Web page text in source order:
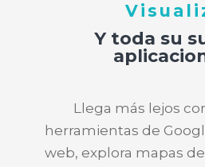
Y toda su
Llega más lejos
herramientas de
web, explora mapas